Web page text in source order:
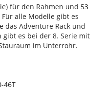
für den Rahmen und 53
alle Modelle gibt es
das Adventure Rack und
gibt es bei der 8. Serie mit
im Unterrohr.
46T